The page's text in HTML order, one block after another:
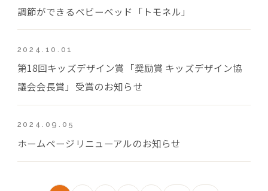
調節ができるベビーベッド「トモネル」
2024.10.01
第18回キッズデザイン賞「奨励賞 キッズデザイン協
議会会長賞」受賞のお知らせ
2024.09.05
ホームページリニューアルのお知らせ